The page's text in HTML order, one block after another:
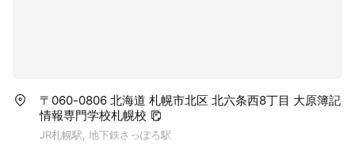
〒060-0806 北海道 札幌市北区 北六条西8丁目 大原簿記
情報専門学校札幌校
JR札幌駅, 地下鉄さっぽろ駅